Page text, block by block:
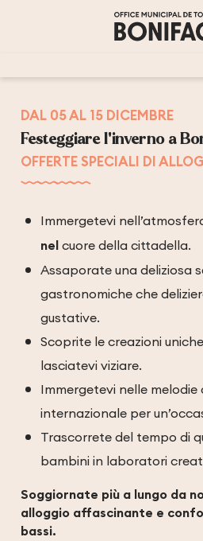
DAL 05 AL 15 DICEMBRE
Festeggiare l'inverno a
OFFERTE SPECIALI DI
Immergetevi
nel cuore della cittadella.
Assaporate una deliziosa
gastronomiche che
gustative.
Scoprite le creazioni
lasciatevi viziare.
Immergetevi nelle melodie
internazionale per
Trascorrete del tempo di
bambini in laboratori
Soggiornate più a lungo da
alloggio affascinante e
bassi.